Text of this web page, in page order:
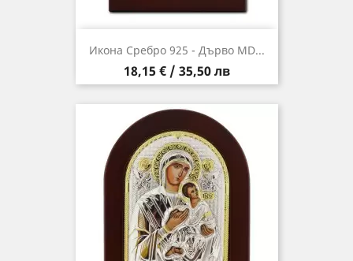
Икона Сребро 925 - Дърво MD...
Цена
18,15 € / 35,50 лв